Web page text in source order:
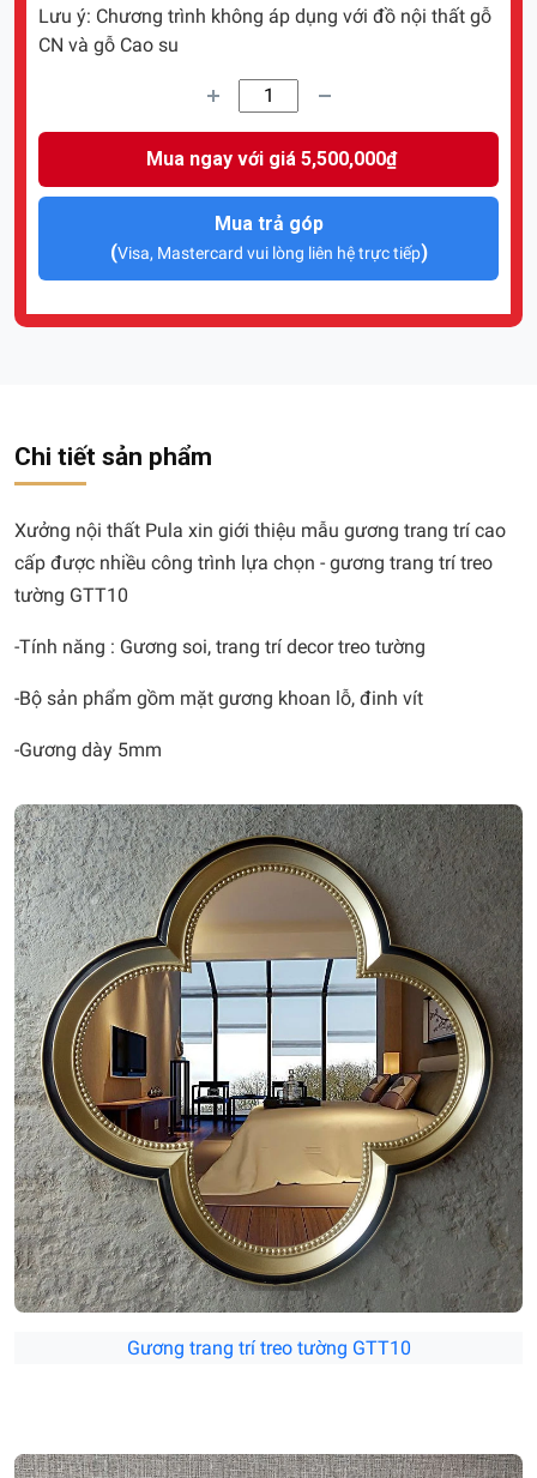
Lưu ý: Chương trình không áp dụng với đồ nội thất gỗ
CN và gỗ Cao su
Mua ngay với giá 5,500,000₫
Mua trả góp
(Visa, Mastercard vui lòng liên hệ trực tiếp)
Chi tiết sản phẩm
Xưởng nội thất Pula xin giới thiệu mẫu gương trang trí cao
cấp được nhiều công trình lựa chọn - gương trang trí treo
tường GTT10
-Tính năng : Gương soi, trang trí decor treo tường
-Bộ sản phẩm gồm mặt gương khoan lỗ, đinh vít
-Gương dày 5mm
Gương trang trí treo tường GTT10